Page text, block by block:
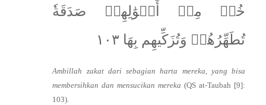
خُذۡ مِنۡ أَمۡوَٰلِهِمۡ صَدَقَةٗ
تُطَهِّرُهُمۡ وَتُزَكِّيهِم بِهَا ١٠٣
Ambillah zakat dari sebagian harta mereka, yang bisa
membersihkan dan mensucikan mereka (QS at-Taubah [9]:
103).